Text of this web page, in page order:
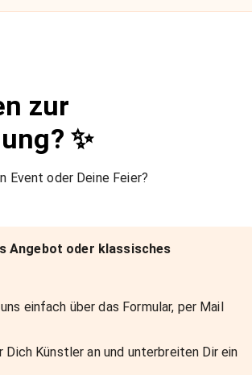
zur
✨
Event oder Deine Feier?
Angebot oder klassisches
einfach über das Formular, per Mail
Künstler an und unterbreiten Dir ein